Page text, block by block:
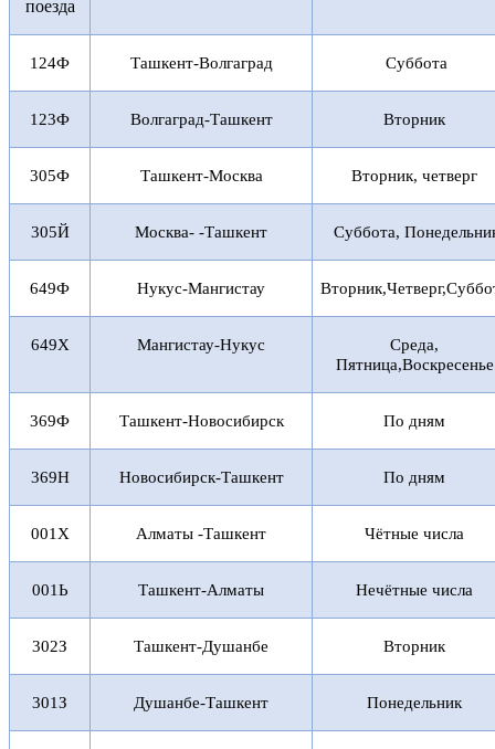
поезда
124Ф Ташкент-Волгаград Суббота
123Ф Волгаград-Ташкент Вторник
305Ф Ташкент-Москва Вторник, четверг
305Й Москва- -Ташкент Суббота,
649Ф Нукус-Мангистау
649X Мангистау-Нукус
Среда,
Пятница,Воскресенье
369Ф Ташкент-Новосибирск По дням
369Н Новосибирск-Ташкент По дням
001Х Алматы -Ташкент Чётные числа
001Ь Ташкент-Алматы Нечётные числа
302З Ташкент-Душанбе Вторник
301З Душанбе-Ташкент Понедельник